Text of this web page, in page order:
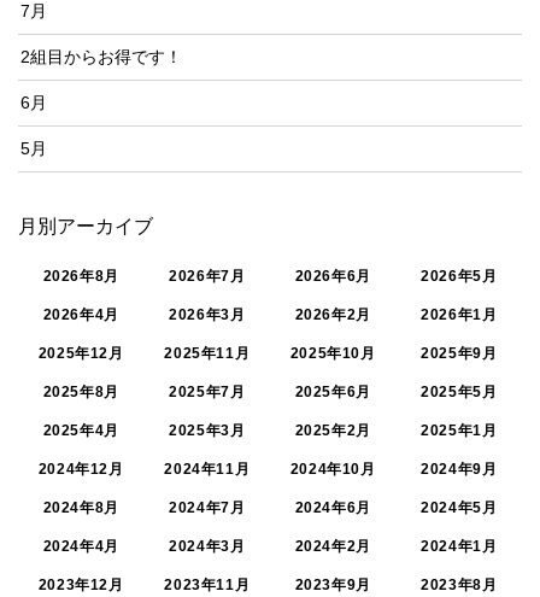
7月
2組目からお得です！
6月
5月
月別アーカイブ
2026年8月 2026年7月 2026年6月 2026年5月
2026年4月 2026年3月 2026年2月 2026年1月
2025年12月 2025年11月 2025年10月 2025年9月
2025年8月 2025年7月 2025年6月 2025年5月
2025年4月 2025年3月 2025年2月 2025年1月
2024年12月 2024年11月 2024年10月 2024年9月
2024年8月 2024年7月 2024年6月 2024年5月
2024年4月 2024年3月 2024年2月 2024年1月
2023年12月 2023年11月 2023年9月 2023年8月